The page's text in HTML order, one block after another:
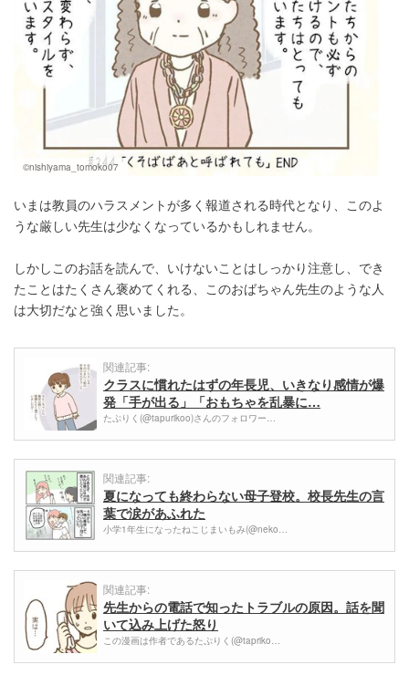
©nishiyama_tomoko07
いまは教員のハラスメントが多く報道される時代となり、このよ
うな厳しい先生は少なくなっているかもしれません。
しかしこのお話を読んで、いけないことはしっかり注意し、でき
たことはたくさん褒めてくれる、このおばちゃん先生のような人
は大切だなと強く思いました。
関連記事:
クラスに慣れたはずの年長児、いきなり感情が爆
発「手が出る」「おもちゃを乱暴に…
たぷりく(@tapurikoo)さんのフォロワー…
関連記事:
夏になっても終わらない母子登校。校長先生の言
葉で涙があふれた
小学1年生になったねこじまいもみ(@neko…
関連記事:
先生からの電話で知ったトラブルの原因。話を聞
いて込み上げた怒り
この漫画は作者であるたぷりく(@tapriko…